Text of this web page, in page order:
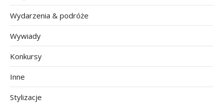
Wydarzenia & podróże
Wywiady
Konkursy
Inne
Stylizacje